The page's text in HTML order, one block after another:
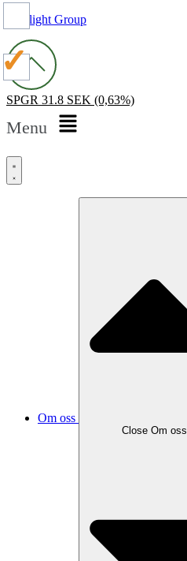
Spotlight Group
SPGR 31.8 SEK (0,63%)
Menu
Om oss
Close Om oss